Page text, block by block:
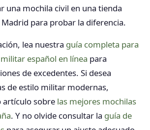
una mochila civil en una tienda
Madrid para probar la diferencia.
lea nuestra guía completa para
español en línea para
de excedentes. Si desea
de estilo militar modernas,
artículo sobre las mejores mochilas
. Y no olvide consultar la guía de